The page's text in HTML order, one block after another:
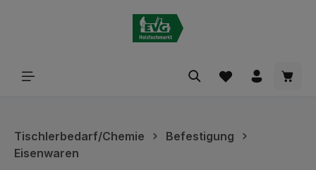
Tischlerbedarf/Chemie
Befestigung
Eisenwaren